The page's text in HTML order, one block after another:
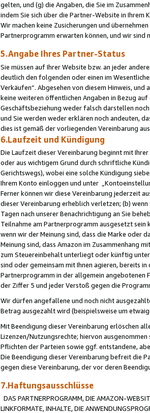
gelten, und (g) die Angaben, die Sie im
indem Sie sich über die Partner-Website in Ihrem
Wir machen keine Zusicherungen und
Partnerprogramm erwarten können, und wir sind
5.Angabe Ihres Partner-Status
Sie müssen auf Ihrer Website bzw. an jeder
deutlich den folgenden oder einen im
Verkäufen“. Abgesehen von diesem Hinweis,
keine weiteren öffentlichen Angaben in Bezug
Geschäftsbeziehung weder falsch darstellen
und Sie werden weder erklären noch andeuten,
dies ist gemäß der vorliegenden Vereinbarung
6.Laufzeit und Kündigung
Die Laufzeit dieser Vereinbarung beginnt mit
oder aus wichtigem Grund durch schriftliche
Gerichtswegs), wobei eine solche Kündigung
Ihrem Konto einloggen und unter
Ferner können wir diese Vereinbarung jederzeit
dieser Vereinbarung erheblich verletzen; (b)
Tagen nach unserer Benachrichtigung an Sie
Teilnahme am Partnerprogramm ausgesetzt
wenn wir der Meinung sind, dass die Marke oder
Meinung sind, dass Amazon im Zusammenhang
zum Steuereinbehalt unterliegt oder künftig
sind oder gemeinsam mit Ihnen agieren, bereits
Partnerprogramm in der allgemein angebotenen
der Ziffer 5 und jeder Verstoß gegen die
Wir dürfen angefallene und noch nicht
Betrag ausgezahlt wird (beispielsweise um
Mit Beendigung dieser Vereinbarung erlöschen
Lizenzen/Nutzungsrechte; hiervon
Pflichten der Parteien sowie ggf. entstandene,
Die Beendigung dieser Vereinbarung befreit die
gegen diese Vereinbarung, der vor deren
7.Haftungsausschlüsse
DAS PARTNERPROGRAMM, DIE AMAZON-
LINKFORMATE, INHALTE, DIE